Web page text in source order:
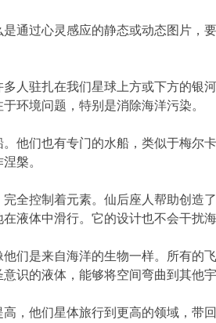
通过心灵感应的静态或动态图片，
人驻扎在我们星球上方或下方的银
环境问题，特别是消除海洋污染。
他们也有专门的水船，类似于梅尔
槃。
全控制着元素。仙后座人帮助创造
液体中滑行。它的设计也不会干扰海
们是来自海洋的生物一样。所有的
识的液体，能够将空间弯曲到其他宇
，他们星体旅行到更高的领域，带